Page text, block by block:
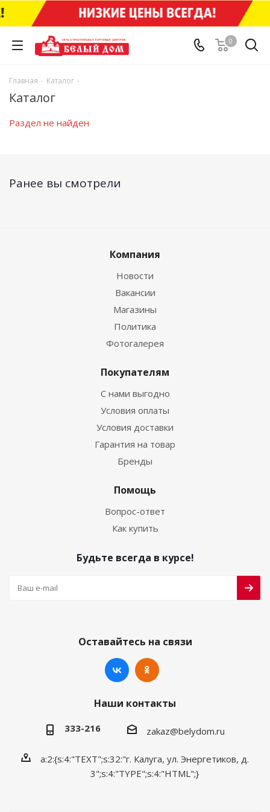
0
Главная - Каталог -
Каталог
Раздел не найден
Ранее вы смотрели
Компания
Новости
Вакансии
Магазины
Политика
Фотогалерея
Покупателям
С нами выгодно
Условия оплаты
Условия доставки
Гарантия на товар
Бренды
Помощь
Вопрос-ответ
Как купить
Будьте всегда в курсе!
Оставайтесь на связи
Наши контакты
333-216 zakaz@belydom.ru
a:2:{s:4:"TEXT";s:32:"г. Калуга, ул. Энергетиков, д.
3";s:4:"TYPE";s:4:"HTML";}